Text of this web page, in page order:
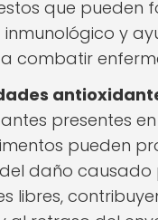
que pueden
inmunológico y
combatir
presentes
pueden
daño causado
libres,